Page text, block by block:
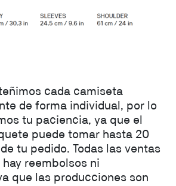
cada camiseta
de forma individual, por lo
tu paciencia, ya que el
puede tomar hasta 20
tu pedido. Todas las ventas
reembolsos ni
que las producciones son